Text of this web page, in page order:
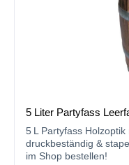
5 Liter Partyfass
5 L Partyfass
druckbeständig &
im Shop bestellen!